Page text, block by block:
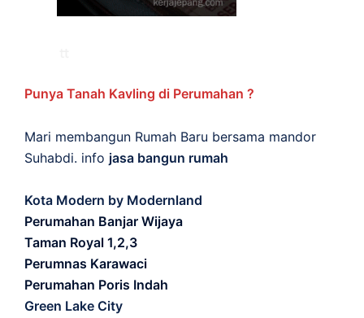
Punya Tanah Kavling di Perumahan ?
Mari membangun Rumah Baru bersama mandor
Suhabdi. info jasa bangun rumah
Kota Modern by Modernland
Perumahan Banjar Wijaya
Taman Royal 1,2,3
Perumnas Karawaci
Perumahan Poris Indah
Green Lake City